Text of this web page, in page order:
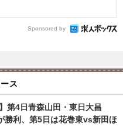
Sponsored by
ス
第4日青森山田・東日大昌
勝利、第5日は花巻東vs新田ほ